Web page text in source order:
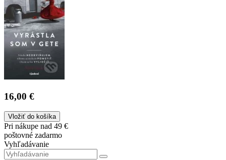
16,00 €
Vložiť do košíka
Pri nákupe nad 49 €
poštovné zadarmo
Vyhľadávanie